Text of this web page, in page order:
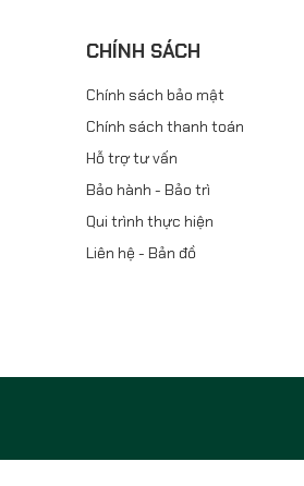
CHÍNH SÁCH
Chính sách bảo mật
Chính sách thanh toán
Hỗ trợ tư vấn
Bảo hành - Bảo trì
Qui trình thực hiện
Liên hệ - Bản đồ